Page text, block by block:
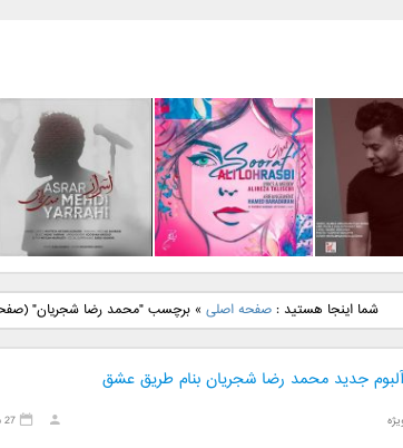
جدید رضا
بنام نگار
دانلود آهنگ جدید علی
لهراسبی بنام صورت
دانلود آهنگ جدید مهدی
یراحی بنام اسرار
شما اینجا هستید :صفحه اصلی »برچسب "محمد رضا شجریان"
آلبوم جدید محمد رضا شجریان بنام طریق عشق
27 سپتامبر 2016